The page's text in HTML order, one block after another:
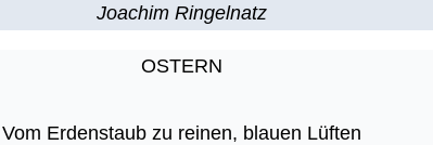
Joachim Ringelnatz
OSTERN
Vom Erdenstaub zu reinen, blauen Lüften